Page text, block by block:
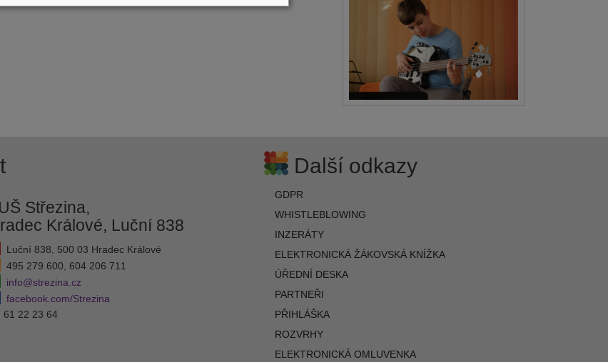
Střezina,
Králové, Luční 838
Luční 838, 500 03 Hradec Králové
495 279 600, 604 206 711
info@strezina.cz
facebook.com/Strezina
61 22 23 64
Další odkazy
GDPR
WHISTLEBLOWING
INZERÁTY
ELEKTRONICKÁ ŽÁKOVSKÁ KNÍŽKA
ÚŘEDNÍ DESKA
PARTNEŘI
PŘIHLÁŠKA
ROZVRHY
ELEKTRONICKÁ OMLUVENKA